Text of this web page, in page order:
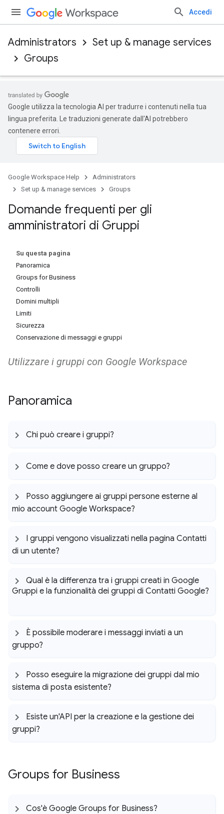
Accedi
Administrators
Set up & manage services
Groups
Google utilizza la tecnologia AI per tradurre i contenuti nella tua
lingua preferita. Le traduzioni generate dall'AI potrebbero
contenere errori.
Google Workspace Help
Administrators
Set up & manage services
Groups
Domande frequenti per gli
amministratori di Gruppi
Su questa pagina
Panoramica
Groups for Business
Controlli
Domini multipli
Limiti
Sicurezza
Conservazione di messaggi e gruppi
Utilizzare i gruppi con Google Workspace
Panoramica
Chi può creare i gruppi?
Come e dove posso creare un gruppo?
Posso aggiungere ai gruppi persone esterne al
mio account Google Workspace?
I gruppi vengono visualizzati nella pagina Contatti
di un utente?
Qual è la differenza tra i gruppi creati in Google
Gruppi e la funzionalità dei gruppi di Contatti Google?
È possibile moderare i messaggi inviati a un
gruppo?
Posso eseguire la migrazione dei gruppi dal mio
sistema di posta esistente?
Esiste un'API per la creazione e la gestione dei
gruppi?
Groups for Business
Cos'è Google Groups for Business?